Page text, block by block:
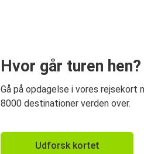
Hvor går turen hen?
Gå på opdagelse i vores rejsekort
8000 destinationer verden over.
Udforsk kortet